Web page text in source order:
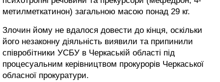
метилметкатинон) загальною масою понад 29 кг.
Злочин йому не вдалося довести до кінця, оскільки
його незаконну діяльність виявили та припинили
співробітники УСБУ в Черкаській області під
процесуальним керівництвом прокурорів Черкаської
обласної прокуратури.